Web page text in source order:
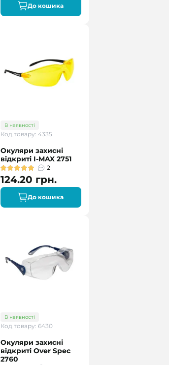
До кошика
В наявності
Код товару: 4335
Окуляри захисні
відкриті I-MAX 2751
2
124.20 грн.
До кошика
В наявності
Код товару: 6430
Окуляри захисні
відкриті Over Spec
2760